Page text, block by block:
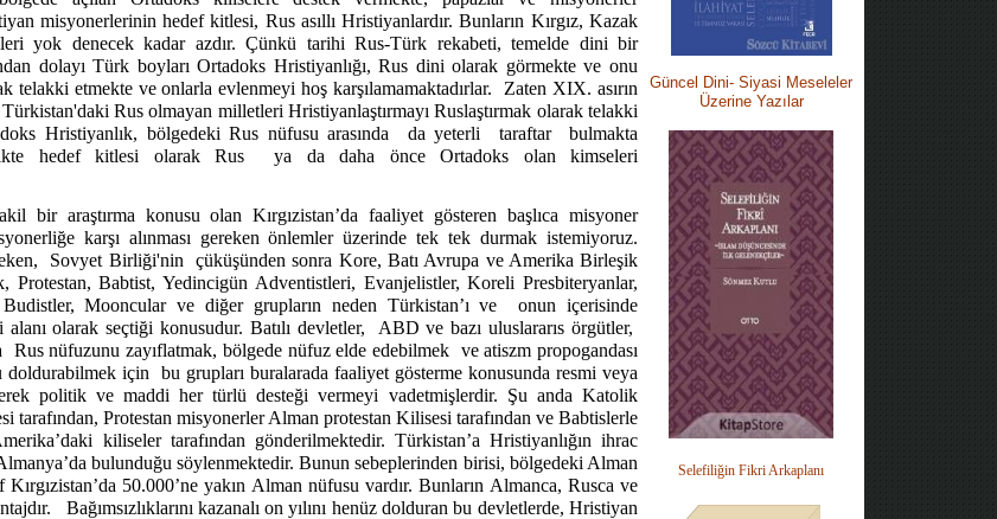
misyonerlerinin hedef kitlesi, Rus asıllı Hristiyanlardır. Bunların Kırgız, Kazak
yok denecek kadar azdır. Çünkü tarihi Rus-Türk rekabeti, temelde dini bir
dolayı Türk boyları Ortadoks Hristiyanlığı, Rus dini olarak görmekte ve onu
telakki etmekte ve onlarla evlenmeyi hoş karşılamamaktadırlar.
Zaten XIX. asırın
Rus olmayan milletleri Hristiyanlaştırmayı Ruslaştırmak olarak telakki
Hristiyanlık, bölgedeki Rus nüfusu arasında da yeterli taraftar
bulmakta
hedef kitlesi olarak Rus
ya da daha önce Ortadoks olan kimseleri
bir araştırma konusu olan Kırgızistan’da faaliyet gösteren başlıca misyoner
karşı alınması gereken önlemler üzerinde tek tek durmak istemiyoruz.
Sovyet Birliği'nin
çüküşünden sonra Kore, Batı Avrupa ve Amerika Birleşik
Protestan, Babtist, Yedincigün Adventistleri, Evanjelistler, Koreli Presbiteryanlar,
Mooncular ve diğer grupların neden Türkistan’ı ve
onun içerisinde
alanı olarak seçtiği konusudur. Batılı devletler,
ABD ve bazı uluslararıs örgütler,
Rus nüfuzunu zayıflatmak, bölgede nüfuz elde edebilmek ve atiszm propogandası
doldurabilmek için
bu grupları buralarada faaliyet gösterme konusunda resmi veya
politik ve maddi her türlü desteği vermeyi vadetmişlerdir. Şu anda Katolik
Protestan misyonerler Alman protestan Kilisesi tarafından ve Babtislerle
kiliseler tarafından gönderilmektedir. Türkistan’a Hristiyanlığın ihrac
bulunduğu söylenmektedir. Bunun sebeplerinden birisi, bölgedeki Alman
Kırgızistan’da 50.000’ne yakın Alman nüfusu vardır. Bunların Almanca, Rusca ve
Bağımsızlıklarını kazanalı on yılını henüz dolduran bu devletlerde, Hristiyan
Güncel Dini- Siyasi Meseleler
Üzerine Yazılar
Selefiliğin Fikri Arkaplanı